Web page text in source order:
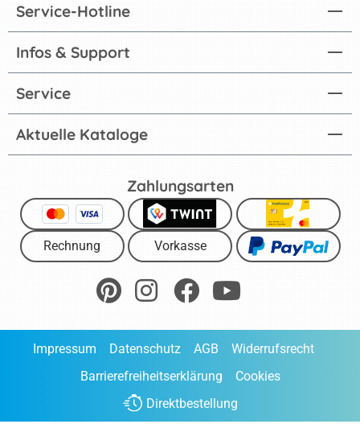
Aktuelle Kataloge
Service-Hotline
Infos & Support
Service
Zahlungsarten
Rechnung Vorkasse
Impressum Datenschutz AGB
Widerrufsrecht
Barrierefreiheitserklärung
Cookies
Direktbestellung